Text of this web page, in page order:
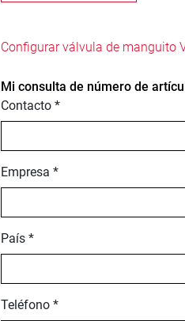
Configurar válvula de manguito
Mi consulta de número de
Contacto *
Empresa *
País *
Teléfono *